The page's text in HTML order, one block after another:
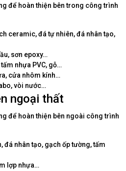
để hoàn thiện bên trong công trình
ceramic, đá tự nhiên, đá nhân tạo,
sơn epoxy…
nhựa PVC, gỗ…
cửa nhôm kính…
vòi nước…
ngoại thất
để hoàn thiện bên ngoài công trình
đá nhân tạo, gạch ốp tường, tấm
lợp nhựa…